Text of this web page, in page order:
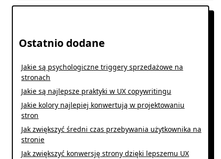
Ostatnio dodane
Jakie są psychologiczne triggery sprzedażowe na
stronach
Jakie są najlepsze praktyki w UX copywritingu
Jakie kolory najlepiej konwertują w projektowaniu
stron
Jak zwiększyć średni czas przebywania użytkownika na
stronie
Jak zwiększyć konwersję strony dzięki lepszemu UX